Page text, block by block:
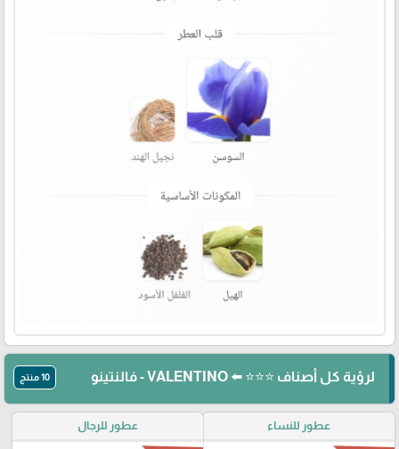
لرؤية كل أصناف ⭐⭐⭐ ⬅️ VALENTINO - فالنتينو 10 منتج
عطور للنساء عطور للرجال